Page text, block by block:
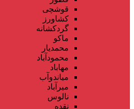
قوشچی
کشاورز
گردکشانه
ماکو
محمدیار
محمودآباد
مهاباد
میاندوآب
میرآباد
نالوس
نقده